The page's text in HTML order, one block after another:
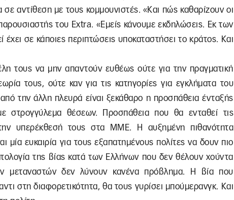
αντίθεση με τους κομμουνιστές. «Και πώς καθαρίζουν οι
του Εxtra. «Εμείς κάνουμε εκδηλώσεις. Εκ των
σε κάποιες περιπτώσεις υποκαταστήσει το κράτος. Και
τους να μην απαντούν ευθέως ούτε για την πραγματική
τους, ούτε καν για τις κατηγορίες για εγκλήματα του
την άλλη πλευρά είναι ξεκάθαρο η προσπάθεια ένταξής
στρογγύλεμα θέσεων. Προσπάθεια που θα ενταθεί τις
υπερέκθεσή τους στα ΜΜΕ. Η αυξημένη πιθανότητα
μία ευκαιρία για τους εξαπατημένους πολίτες να δουν πιο
της βίας κατά των Ελλήνων που δεν θέλουν χούντα
μεταναστών δεν λύνουν κανένα πρόβλημα. Η βία που
στη διαφορετικότητα, θα τους γυρίσει μπούμερανγκ. Και